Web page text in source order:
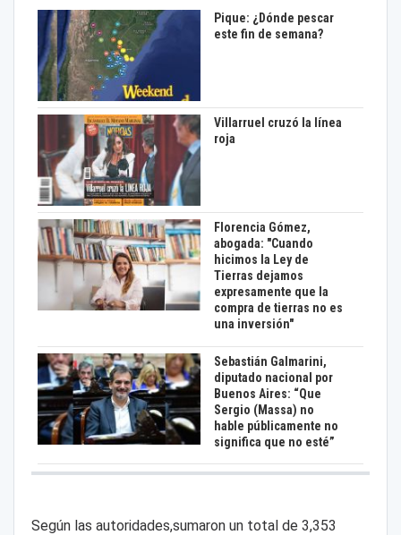
Pique: ¿Dónde pescar
este fin de semana?
Villarruel cruzó la línea
roja
Florencia Gómez,
abogada: "Cuando
hicimos la Ley de
Tierras dejamos
expresamente que la
compra de tierras no es
una inversión"
Sebastián Galmarini,
diputado nacional por
Buenos Aires: “Que
Sergio (Massa) no
hable públicamente no
significa que no esté”
Según las autoridades,sumaron un total de 3,353